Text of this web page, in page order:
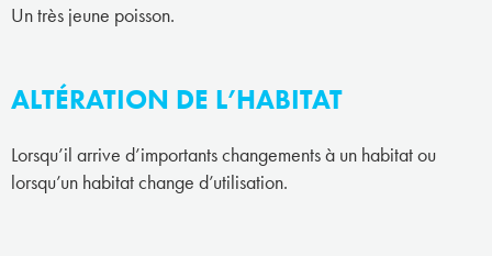
Un très jeune poisson.
ALTÉRATION DE L’HABITAT
Lorsqu’il arrive d’importants changements à un habitat ou
lorsqu’un habitat change d’utilisation.